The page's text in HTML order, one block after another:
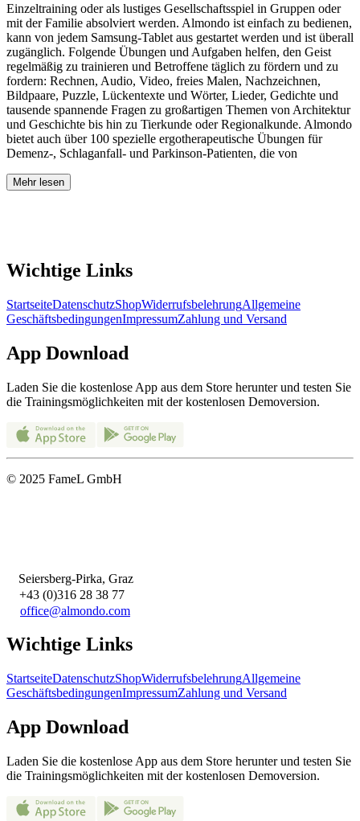
Einzeltraining oder als lustiges Gesellschaftsspiel in Gruppen oder
mit der Familie absolviert werden. Almondo ist einfach zu bedienen,
kann von jedem Samsung-Tablet aus gestartet werden und ist überall
zugänglich. Folgende Übungen und Aufgaben helfen, den Geist
regelmäßig zu trainieren und Betroffene täglich zu fördern und zu
fordern: Rechnen, Audio, Video, freies Malen, Nachzeichnen,
Bildpaare, Puzzle, Lückentexte und Wörter, Lieder, Gedichte und
tausende spannende Fragen zu großartigen Themen von Architektur
und Geschichte bis hin zu Tierkunde oder Regionalkunde. Almondo
bietet auch über 100 spezielle ergotherapeutische Übungen für
Demenz-, Schlaganfall- und Parkinson-Patienten, die von
Mehr lesen
Wichtige Links
StartseiteDatenschutzShopWiderrufsbelehrungAllgemeine
GeschäftsbedingungenImpressumZahlung und Versand
App Download
Laden Sie die kostenlose App aus dem Store herunter und testen Sie
die Trainingsmöglichkeiten mit der kostenlosen Demoversion.
© 2025 FameL GmbH
Seiersberg-Pirka, Graz
+43 (0)316 28 38 77
office@almondo.com
Wichtige Links
StartseiteDatenschutzShopWiderrufsbelehrungAllgemeine
GeschäftsbedingungenImpressumZahlung und Versand
App Download
Laden Sie die kostenlose App aus dem Store herunter und testen Sie
die Trainingsmöglichkeiten mit der kostenlosen Demoversion.